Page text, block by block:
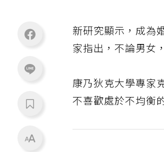
新研究顯示，成為
家指出，不論男女
康乃狄克大學專家
不喜歡處於不均衡